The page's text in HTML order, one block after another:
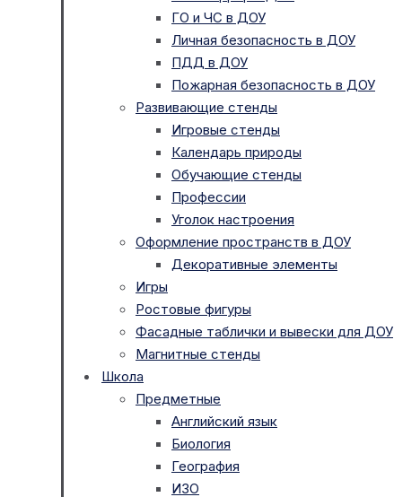
ГО и ЧС в ДОУ
Личная безопасность в ДОУ
ПДД в ДОУ
Пожарная безопасность в ДОУ
Развивающие стенды
Игровые стенды
Календарь природы
Обучающие стенды
Профессии
Уголок настроения
Оформление пространств в ДОУ
Декоративные элементы
Игры
Ростовые фигуры
Фасадные таблички и вывески для ДОУ
Магнитные стенды
Школа
Предметные
Английский язык
Биология
География
ИЗО